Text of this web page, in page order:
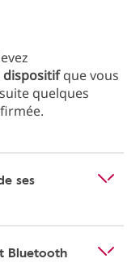
dispositifque vous
quelques
ses
Bluetooth